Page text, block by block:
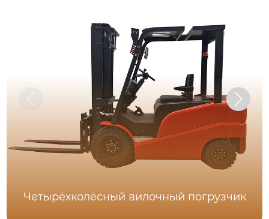
Четырёхколёсный вилочный погрузчик